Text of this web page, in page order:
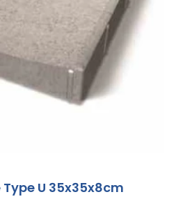
U 35x35x8cm